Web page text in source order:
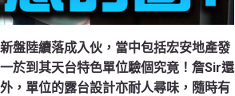
盤陸續落成入伙，當中包括宏安地產發
於到其天台特色單位驗個究竟！詹Sir還
，單位的露台設計亦耐人尋味，隨時有